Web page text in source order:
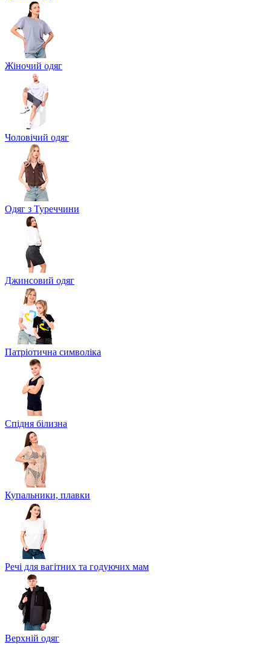
Жіночий одяг
Чоловічий одяг
Одяг з Туреччини
Джинсовий одяг
Патріотична символіка
Спідня білизна
Купальники, плавки
Речі для вагітних та годуючих мам
Верхній одяг